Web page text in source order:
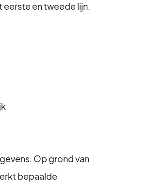
en tweede lijn.
Op grond van
bepaalde